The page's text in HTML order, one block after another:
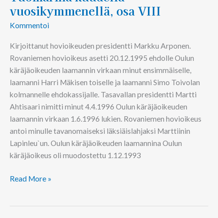
vuosikymmenellä, osa VIII
Kommentoi
Kirjoittanut hovioikeuden presidentti Markku Arponen.
Rovaniemen hovioikeus asetti 20.12.1995 ehdolle Oulun
käräjäoikeuden laamannin virkaan minut ensimmäiselle,
laamanni Harri Mäkisen toiselle ja laamanni Simo Toivolan
kolmannelle ehdokassijalle. Tasavallan presidentti Martti
Ahtisaari nimitti minut 4.4.1996 Oulun käräjäoikeuden
laamannin virkaan 1.6.1996 lukien. Rovaniemen hovioikeus
antoi minulle tavanomaiseksi läksiäislahjaksi Marttiinin
Lapinleu`un. Oulun käräjäoikeuden laamannina Oulun
käräjäoikeus oli muodostettu 1.12.1993
Read More »